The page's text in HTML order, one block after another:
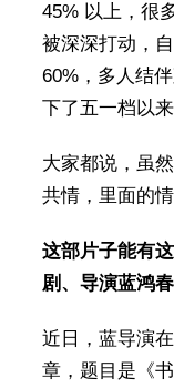
45% 以上，很
被深深打动，
60%，多人结
下了五一档以
大家都说，虽
共情，里面的
这部片子能有
剧、导演蓝鸿
近日，蓝导演
章，题目是《